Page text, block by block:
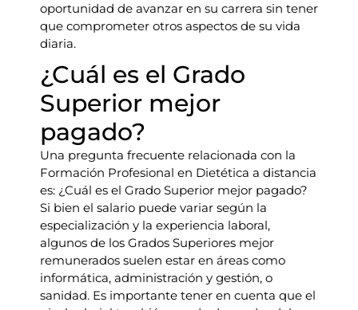
oportunidad de avanzar en su carrera sin tener
que comprometer otros aspectos de su vida
diaria.
¿Cuál es el Grado
Superior mejor
pagado?
Una pregunta frecuente relacionada con la
Formación Profesional en Dietética a distancia
es: ¿Cuál es el Grado Superior mejor pagado?
Si bien el salario puede variar según la
especialización y la experiencia laboral,
algunos de los Grados Superiores mejor
remunerados suelen estar en áreas como
informática, administración y gestión, o
sanidad. Es importante tener en cuenta que el